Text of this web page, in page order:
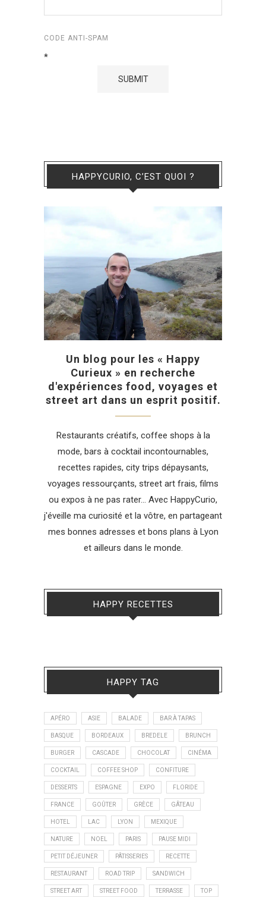
CODE ANTI-SPAM
*
HAPPYCURIO, C’EST QUOI ?
Un blog pour les « Happy
Curieux » en recherche
d'expériences food, voyages et
street art dans un esprit positif.
Restaurants créatifs, coffee shops à la
mode, bars à cocktail incontournables,
recettes rapides, city trips dépaysants,
voyages ressourçants, street art frais, films
ou expos à ne pas rater... Avec HappyCurio,
j'éveille ma curiosité et la vôtre, en partageant
mes bonnes adresses et bons plans à Lyon
et ailleurs dans le monde.
HAPPY RECETTES
HAPPY TAG
APÉRO ASIE BALADE BAR À TAPAS
BASQUE BORDEAUX BREDELE BRUNCH
BURGER CASCADE CHOCOLAT CINÉMA
COCKTAIL COFFEE SHOP CONFITURE
DESSERTS ESPAGNE EXPO FLORIDE
FRANCE GOÛTER GRÈCE GÂTEAU
HOTEL LAC LYON MEXIQUE
NATURE NOEL PARIS PAUSE MIDI
PETIT DÉJEUNER PÂTISSERIES RECETTE
RESTAURANT ROAD TRIP SANDWICH
STREET ART STREET FOOD TERRASSE TOP